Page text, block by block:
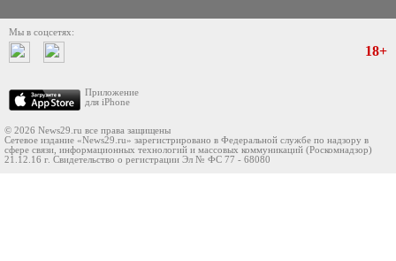
Мы в соцсетях:
Приложение
для iPhone
18+
© 2026 News29.ru все права защищены
Сетевое издание «News29.ru» зарегистрировано в Федеральной службе по надзору в
сфере связи, информационных технологий и массовых коммуникаций (Роскомнадзор)
21.12.16 г. Свидетельство о регистрации Эл № ФС 77 - 68080